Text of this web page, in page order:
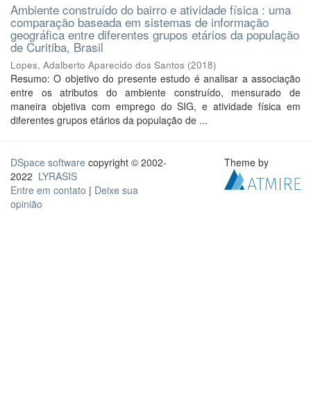
Ambiente construído do bairro e atividade física : uma
comparação baseada em sistemas de informação
geográfica entre diferentes grupos etários da população
de Curitiba, Brasil
Lopes, Adalberto Aparecido dos Santos (2018)
Resumo: O objetivo do presente estudo é analisar a associação
entre os atributos do ambiente construído, mensurado de
maneira objetiva com emprego do SIG, e atividade física em
diferentes grupos etários da população de ...
DSpace software copyright © 2002-
2022 LYRASIS
Entre em contato | Deixe sua
opinião
Theme by